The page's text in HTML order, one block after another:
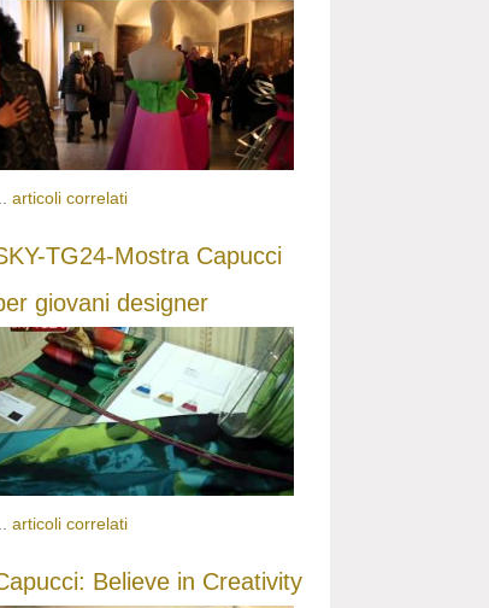
articoli correlati
TG24-Mostra Capucci
giovani designer
articoli correlati
Believe in Creativity